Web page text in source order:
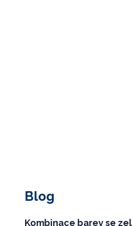
Blog
Kombinace barev se